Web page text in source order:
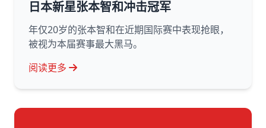
日本新星张本智和冲击冠军
年仅20岁的张本智和在近期国际赛中表现抢眼，
被视为本届赛事最大黑马。
阅读更多